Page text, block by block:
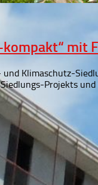
mit
Klimaschutz-
Projekts und